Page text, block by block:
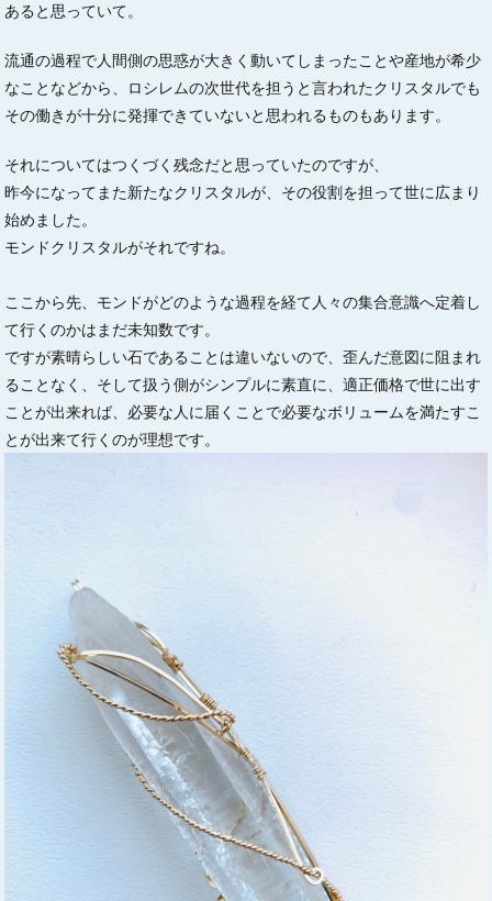
あると思っていて。
流通の過程で人間側の思惑が大きく動いてしまったことや産地が希少
なことなどから、ロシレムの次世代を担うと言われたクリスタルでも
その働きが十分に発揮できていないと思われるものもあります。
それについてはつくづく残念だと思っていたのですが、
昨今になってまた新たなクリスタルが、その役割を担って世に広まり
始めました。
モンドクリスタルがそれですね。
ここから先、モンドがどのような過程を経て人々の集合意識へ定着し
て行くのかはまだ未知数です。
ですが素晴らしい石であることは違いないので、歪んだ意図に阻まれ
ることなく、そして扱う側がシンプルに素直に、適正価格で世に出す
ことが出来れば、必要な人に届くことで必要なボリュームを満たすこ
とが出来て行くのが理想です。